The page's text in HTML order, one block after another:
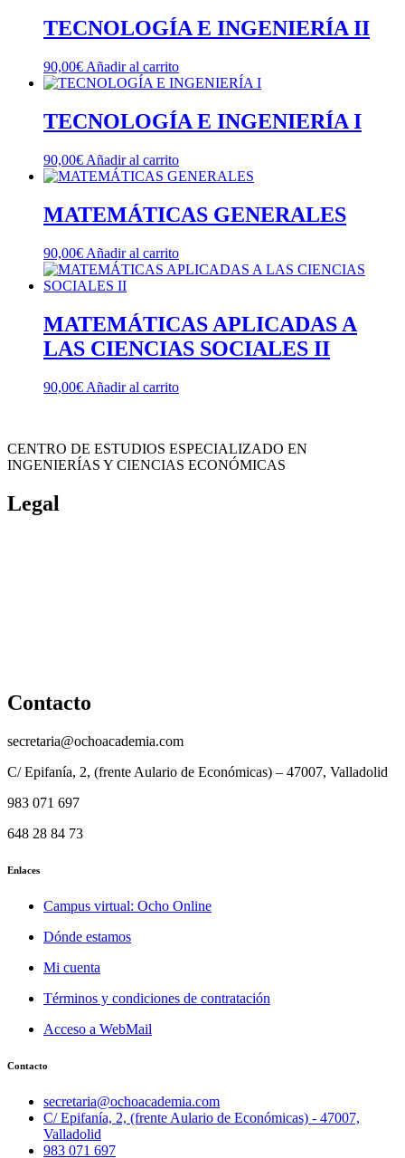
TECNOLOGÍA E INGENIERÍA II
90,00€ Añadir al carrito
TECNOLOGÍA E INGENIERÍA I
90,00€ Añadir al carrito
MATEMÁTICAS GENERALES
90,00€ Añadir al carrito
MATEMÁTICAS APLICADAS A
LAS CIENCIAS SOCIALES II
90,00€ Añadir al carrito
CENTRO DE ESTUDIOS ESPECIALIZADO EN
INGENIERÍAS Y CIENCIAS ECONÓMICAS
Legal
Contacto
secretaria@ochoacademia.com
C/ Epifanía, 2, (frente Aulario de Económicas) – 47007, Valladolid
983 071 697
648 28 84 73
Enlaces
Campus virtual: Ocho Online
Dónde estamos
Mi cuenta
Términos y condiciones de contratación
Acceso a WebMail
Contacto
secretaria@ochoacademia.com
C/ Epifanía, 2, (frente Aulario de Económicas) - 47007,
Valladolid
983 071 697